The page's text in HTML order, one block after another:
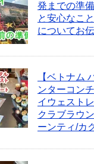
発までの準備
と安心なこ
についてお
【ベトナム
ンターコン
イウェスト
クラブラウ
ーンティ/カ